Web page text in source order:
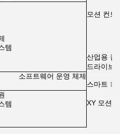
템
모션 컨트
산업용 컴
드라이브
소프트웨어 운영 체제
스마트 커
템
XY 모션